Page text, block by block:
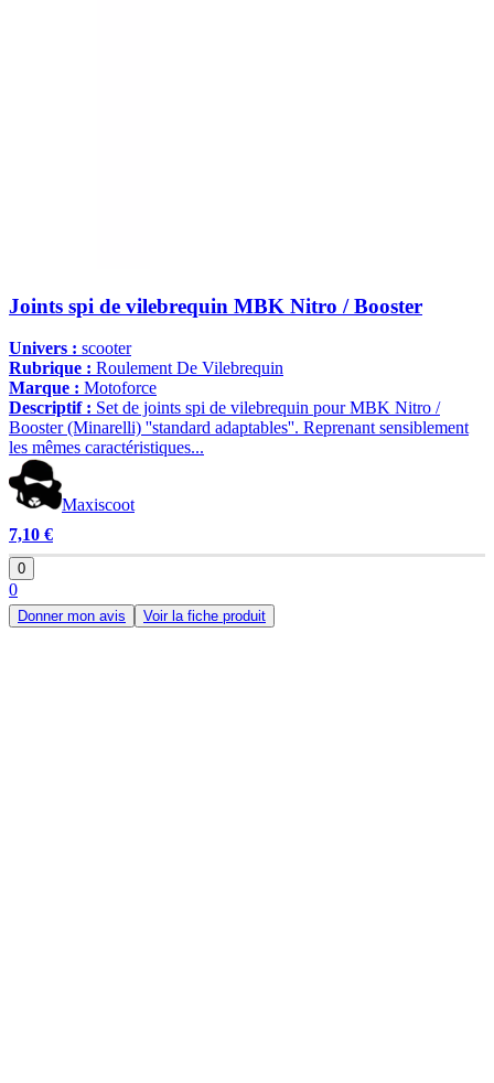
Joints spi de vilebrequin MBK Nitro / Booster
Univers : scooter
Rubrique : Roulement De Vilebrequin
Marque : Motoforce
Descriptif : Set de joints spi de vilebrequin pour MBK Nitro /
Booster (Minarelli) ''standard adaptables''. Reprenant sensiblement
les mêmes caractéristiques...
Maxiscoot
7,10 €
0
0
Donner mon avis Voir la fiche produit